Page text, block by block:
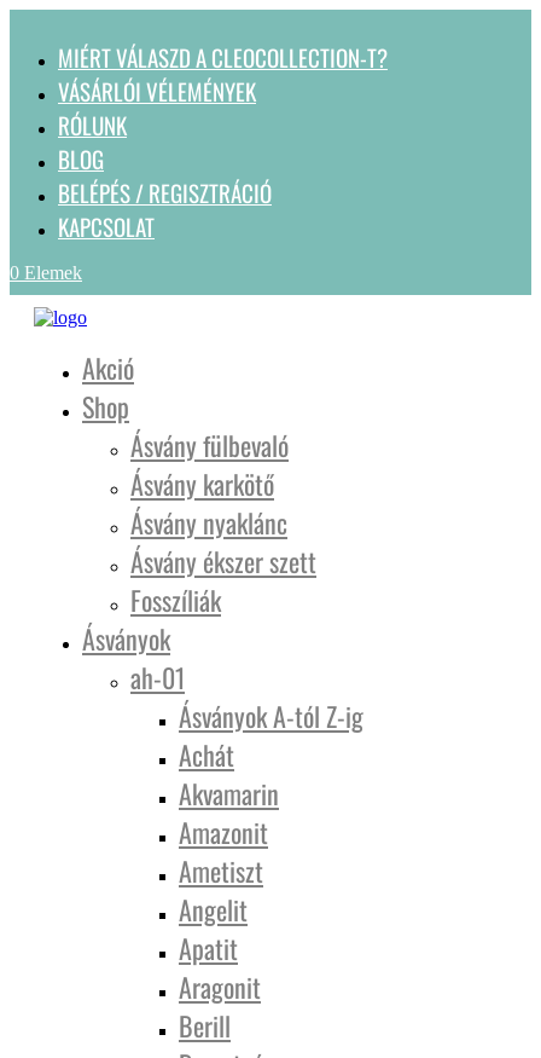
MIÉRT VÁLASZD A CLEOCOLLECTION-T?
VÁSÁRLÓI VÉLEMÉNYEK
RÓLUNK
BLOG
BELÉPÉS / REGISZTRÁCIÓ
KAPCSOLAT
0 Elemek
Akció
Shop
Ásvány fülbevaló
Ásvány karkötő
Ásvány nyaklánc
Ásvány ékszer szett
Fosszíliák
Ásványok
ah-01
Ásványok A-tól Z-ig
Achát
Akvamarin
Amazonit
Ametiszt
Angelit
Apatit
Aragonit
Berill